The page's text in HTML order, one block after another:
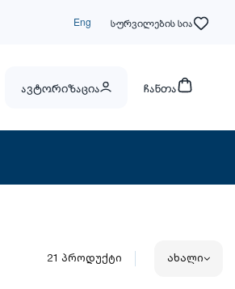
Eng სურვილების სია
ავტორიზაცია ჩანთა
21 პროდუქტი ახალი